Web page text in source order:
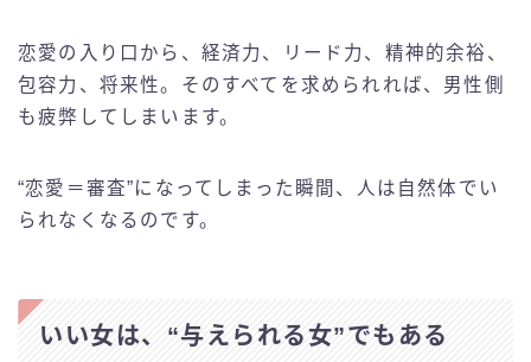
恋愛の入り口から、経済力、リード力、精神的余裕、
包容力、将来性。そのすべてを求められれば、男性側
も疲弊してしまいます。
“恋愛＝審査”になってしまった瞬間、人は自然体でい
られなくなるのです。
いい女は、“与えられる女”でもある